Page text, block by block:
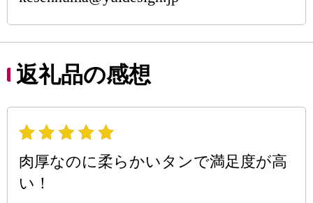
返礼品の感想
肉厚なのに柔らかいタンで満足度が高
い！